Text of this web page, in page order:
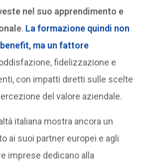
nel suo apprendimento e
. La formazione quindi non
ma un fattore
fidelizzazione e
con impatti diretti sulle scelte
del valore aziendale.
italiana mostra ancora un
ai suoi partner europei e agli
imprese dedicano alla